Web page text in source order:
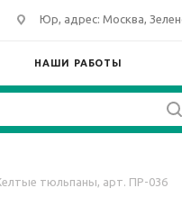
Юр, адрес: Москва,
НАШИ РАБОТЫ
тюльпаны, арт. ПР-036